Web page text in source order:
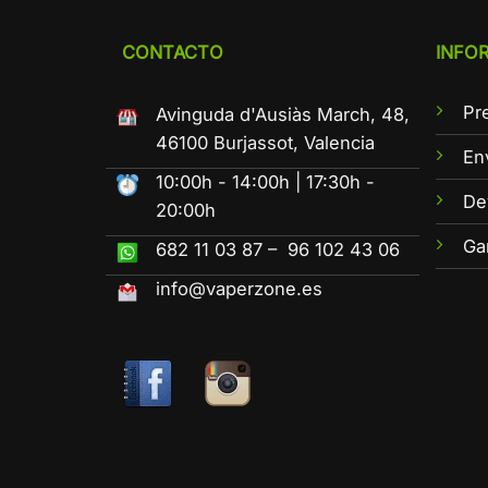
CONTACTO
Avinguda d'Ausiàs March, 48,
46100 Burjassot, Valencia
10:00h - 14:00h | 17:30h -
20:00h
682 11 03 87 – 96 102 43 06
info@vaperzone.es